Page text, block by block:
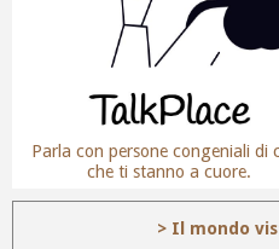
Parla con persone congeniali di
che ti stanno a cuore.
> Il mondo